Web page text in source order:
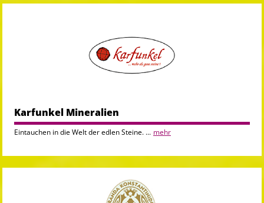
Karfunkel Mineralien
Eintauchen in die Welt der edlen Steine. ... mehr